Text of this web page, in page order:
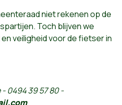
niet rekenen op de
Toch blijven we
veiligheid voor de fietser in
0494 39 57 80 -